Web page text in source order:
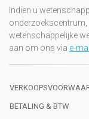
Indien u
onderzoekscentrum,
wetenschappelijke
aan om ons via e-mail
BETALING & BTW